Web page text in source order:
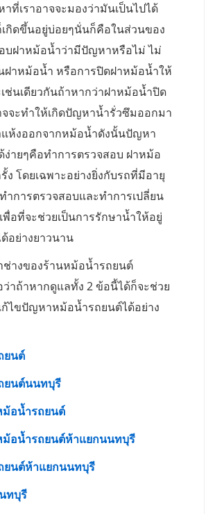
ที่เราอาจจะมองว่ามันเป็นไปได้
กิดขึ้นอยู่บ่อยๆนั่นก็คือในส่วนของ
บฝาหม้อน้ำว่ามีปัญหาหรือไม่ ไม่
ฝาหม้อน้ำ หรือการปิดฝาหม้อน้ำให้
ช่นเดียวกันถ้าหากว่าฝาหม้อน้ำปิด
จะทำให้เกิดปัญหาน้ำรั่วซึมออกมา
ห้งออกจากหม้อน้ำดังนั้นปัญหา
ง่ายๆคือทำการตรวจสอบ ฝาหม้อ
ง โดยเฉพาะอย่างยิ่งกับรถที่มีอายุ
ำการตรวจสอบและทำการเปลี่ยน
พื่อที่จะช่วยเป็นการรักษาน้ำให้อยู่
อย่างยาวนาน
ช่างของร้านหม้อน้ำรถยนต์
าถ้าหากดูแลทั้ง 2 ข้อนี้ได้ก็จะช่วย
ไขปัญหาหม้อน้ำรถยนต์ได้อย่าง
ยนต์
ยนต์นนทบุรี
อน้ำรถยนต์
อน้ำรถยนต์ห้าแยกนนทบุรี
ยนต์ห้าแยกนนทบุรี
ทบุรี